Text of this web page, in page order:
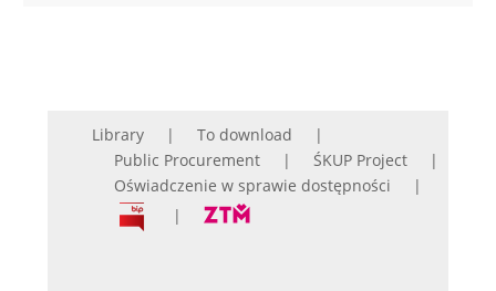
Library
To download
Public Procurement
ŚKUP Project
Oświadczenie w sprawie dostępności